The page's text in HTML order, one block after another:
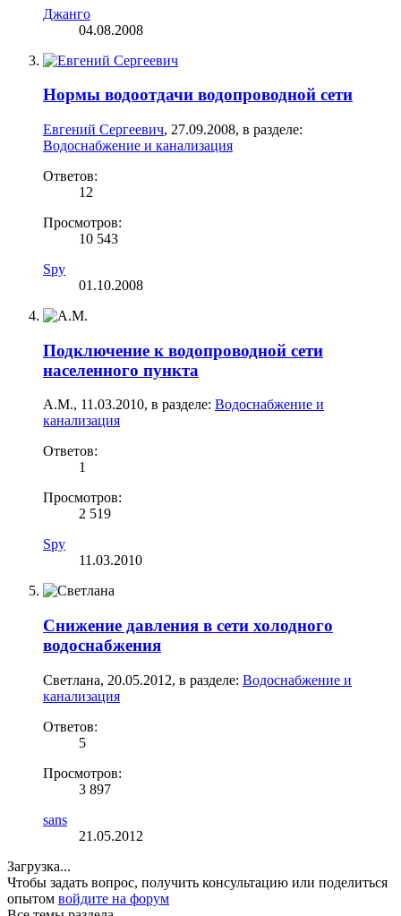
Джанго
04.08.2008
Нормы водоотдачи водопроводной сети
Евгений Сергеевич, 27.09.2008, в разделе:
Водоснабжение и канализация
Ответов:
12
Просмотров:
10 543
Spy
01.10.2008
Подключение к водопроводной сети
населенного пункта
А.М., 11.03.2010, в разделе: Водоснабжение и
канализация
Ответов:
1
Просмотров:
2 519
Spy
11.03.2010
Снижение давления в сети холодного
водоснабжения
Светлана, 20.05.2012, в разделе: Водоснабжение и
канализация
Ответов:
5
Просмотров:
3 897
sans
21.05.2012
Загрузка...
Чтобы задать вопрос, получить консультацию или поделиться
опытом войдите на форум